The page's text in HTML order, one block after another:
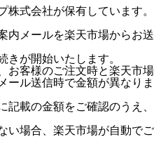
式会社が保有しています。
内メールを楽天市場からお送
きが開始いたします。
お客様のご注文時と楽天市場
ール送信時で金額が異なりま
記載の金額をご確認のうえ、
い場合、楽天市場が自動でご